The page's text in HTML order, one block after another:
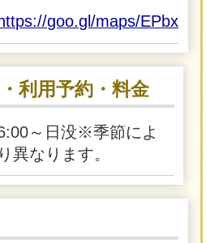
goo.gl/maps/
利用予約・料金
～日没※季節によ
り異なります。